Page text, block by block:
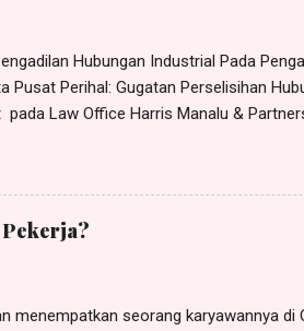
Hubungan Industrial Pada
Pusat Perihal: Gugatan Perselisihan
pada Law Office Harris Manalu &
2023 (terlampir), dari dan
di Jl. xxx No. x, RT x, RW x, Kel.
Development (HRD) Yayasan Sekolah
hubungan industrial kepada
menempatkan seorang karyawannya di